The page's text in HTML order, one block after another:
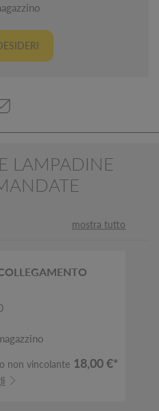
LAMPADINE
mostra tutto
non vincolante 18,00 €*